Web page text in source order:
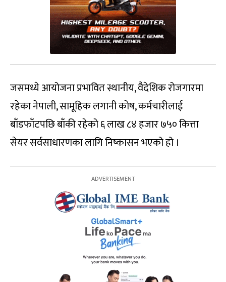
जसमध्ये आयोजना प्रभावित स्थानीय, वैदेशिक रोजगारमा
रहेका नेपाली, सामूहिक लगानी कोष, कर्मचारीलाई
बाँडफाँटपछि बाँकी रहेको ६ लाख ८४ हजार ७५० कित्ता
सेयर सर्वसाधारणका लागि निष्कासन भएको हो ।